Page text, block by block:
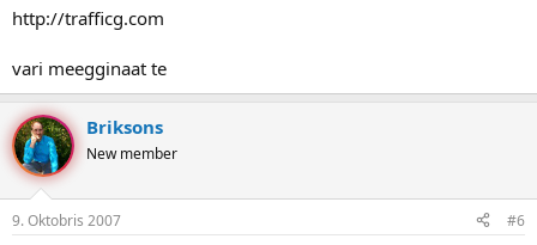
http://trafficg.com
vari meegginaat te
Briksons
New member
9. Oktobris 2007 #6